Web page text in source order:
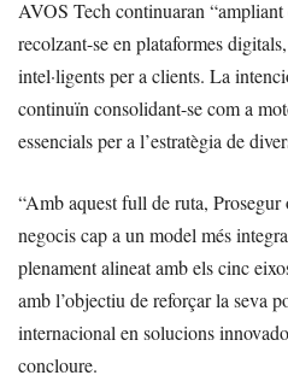
AVOS Tech continuaran
recolzant-se en plataformes
intel·ligents per a clients. La
continuïn consolidant-se com a
essencials per a l’estratègia de
“Amb aquest full de ruta, Prosegur
negocis cap a un model més
plenament alineat amb els cinc
amb l’objectiu de reforçar la seva
internacional en solucions
concloure.